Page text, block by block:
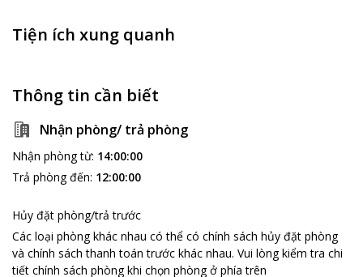
Tiện ích xung quanh
Thông tin cần biết
Nhận phòng/ trả phòng
Nhận phòng từ: 14:00:00
Trả phòng đến: 12:00:00
Hủy đặt phòng/trả trước
Các loại phòng khác nhau có thể có chính sách hủy đặt phòng
và chính sách thanh toán trước khác nhau. Vui lòng kiểm tra chi
tiết chính sách phòng khi chọn phòng ở phía trên